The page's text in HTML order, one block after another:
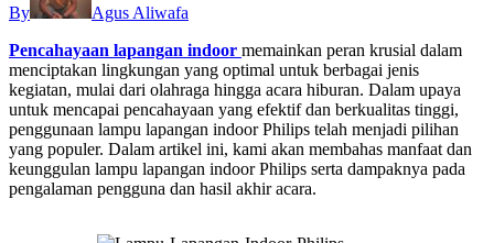
By
Agus Aliwafa
Pencahayaan lapangan indoor memainkan peran krusial dalam
menciptakan lingkungan yang optimal untuk berbagai jenis
kegiatan, mulai dari olahraga hingga acara hiburan. Dalam upaya
untuk mencapai pencahayaan yang efektif dan berkualitas tinggi,
penggunaan lampu lapangan indoor Philips telah menjadi pilihan
yang populer. Dalam artikel ini, kami akan membahas manfaat dan
keunggulan lampu lapangan indoor Philips serta dampaknya pada
pengalaman pengguna dan hasil akhir acara.